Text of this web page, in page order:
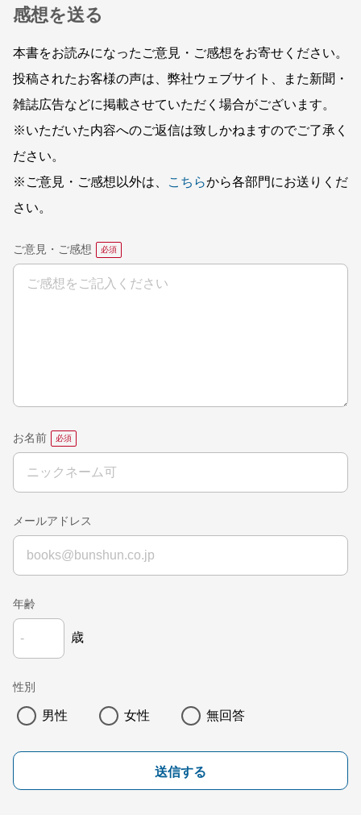
感想を送る
本書をお読みになったご意見・ご感想をお寄せください。
投稿されたお客様の声は、弊社ウェブサイト、また新聞・
雑誌広告などに掲載させていただく場合がございます。
※いただいた内容へのご返信は致しかねますのでご了承く
ださい。
※ご意見・ご感想以外は、
こちらから各部門にお送りくだ
さい。
ご意見・ご感想
お名前
メールアドレス
年齢
歳
性別
男性 女性 無回答
送信する